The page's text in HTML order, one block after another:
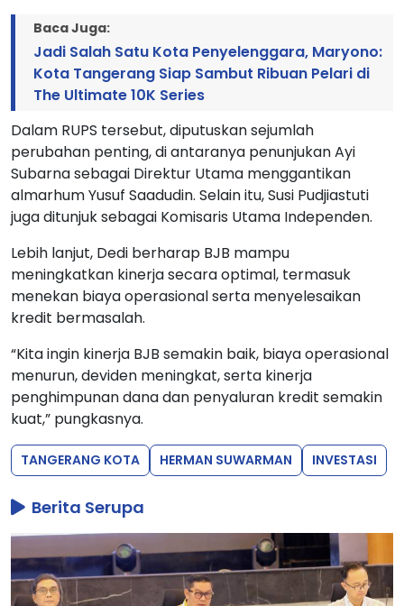
Baca Juga:
Jadi Salah Satu Kota Penyelenggara, Maryono:
Kota Tangerang Siap Sambut Ribuan Pelari di
The Ultimate 10K Series
Dalam RUPS tersebut, diputuskan sejumlah
perubahan penting, di antaranya penunjukan Ayi
Subarna sebagai Direktur Utama menggantikan
almarhum Yusuf Saadudin. Selain itu, Susi Pudjiastuti
juga ditunjuk sebagai Komisaris Utama Independen.
Lebih lanjut, Dedi berharap BJB mampu
meningkatkan kinerja secara optimal, termasuk
menekan biaya operasional serta menyelesaikan
kredit bermasalah.
“Kita ingin kinerja BJB semakin baik, biaya operasional
menurun, deviden meningkat, serta kinerja
penghimpunan dana dan penyaluran kredit semakin
kuat,” pungkasnya.
TANGERANG KOTA HERMAN SUWARMAN INVESTASI
Berita Serupa